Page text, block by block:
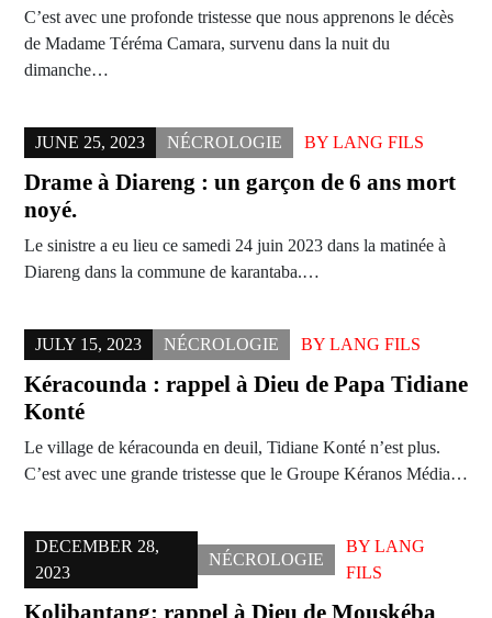
C’est avec une profonde tristesse que nous apprenons le décès
de Madame Téréma Camara, survenu dans la nuit du
dimanche…
JUNE 25, 2023 NÉCROLOGIE BY LANG FILS
Drame à Diareng : un garçon de 6 ans mort
noyé.
Le sinistre a eu lieu ce samedi 24 juin 2023 dans la matinée à
Diareng dans la commune de karantaba.…
JULY 15, 2023 NÉCROLOGIE BY LANG FILS
Kéracounda : rappel à Dieu de Papa Tidiane
Konté
Le village de kéracounda en deuil, Tidiane Konté n’est plus.
C’est avec une grande tristesse que le Groupe Kéranos Média…
DECEMBER 28,
2023
NÉCROLOGIE
BYLANG
FILS
Kolibantang: rappel à Dieu de Mouskéba